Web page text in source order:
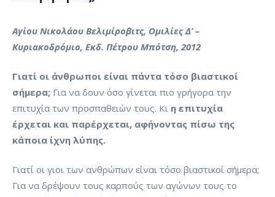
Αγίου Νικολάου Βελιμίροβιτς, Ομιλίες Δ’ –
Κυριακοδρόμιο, Εκδ. Πέτρου Μπότση, 2012
Γιατί οι άνθρωποι είναι πάντα τόσο βιαστικοί
σήμερα; Για να δουν όσο γίνεται πιο γρήγορα την
επιτυχία των προσπαθειών τους. Κι η επιτυχία
έρχεται και παρέρχεται, αφήνοντας πίσω της
κάποια ίχνη λύπης.
Γιατί οι γιοι των ανθρώπων είναι τόσο βιαστικοί σήμερα;
Για να δρέψουν τους καρπούς των αγώνων τους το